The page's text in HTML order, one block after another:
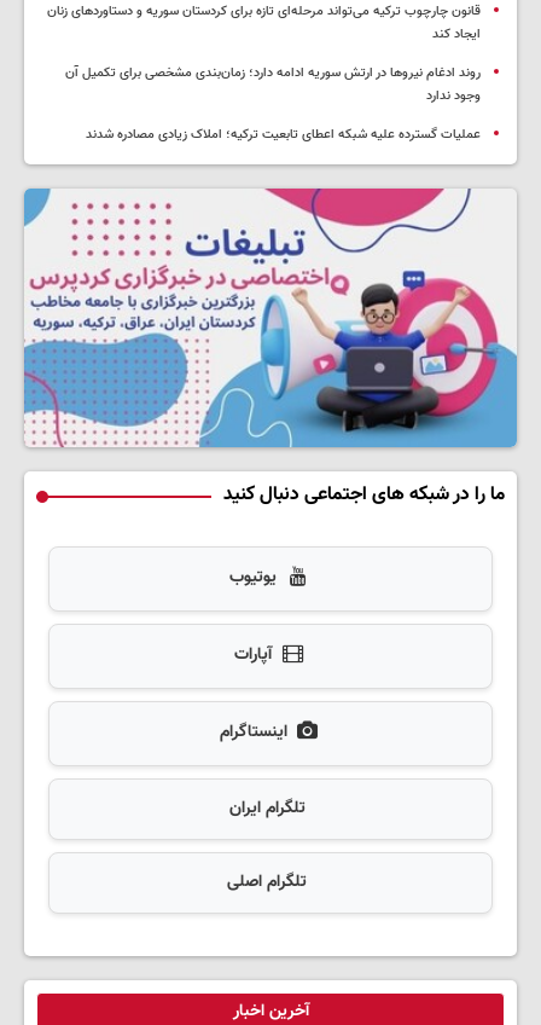
قانون چارچوب ترکیه می‌تواند مرحله‌ای تازه برای کردستان سوریه و دستاوردهای زنان
ایجاد کند
روند ادغام نیروها در ارتش سوریه ادامه دارد؛ زمان‌بندی مشخصی برای تکمیل آن
وجود ندارد
عملیات گسترده علیه شبکه اعطای تابعیت ترکیه؛ املاک زیادی مصادره شدند
ما را در شبکه های اجتماعی دنبال کنید
یوتیوب
آپارات
اینستاگرام
تلگرام ایران
تلگرام اصلی
آخرین اخبار